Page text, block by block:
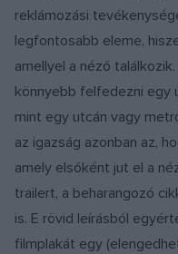
reklámozási
legfontosabb eleme,
amellyel a néző
könnyebb felfedezni
mint egy utcán vagy
az igazság azonban az,
amely elsőként jut el a
trailert, a beharangozó
is. E rövid leírásból
filmplakát egy